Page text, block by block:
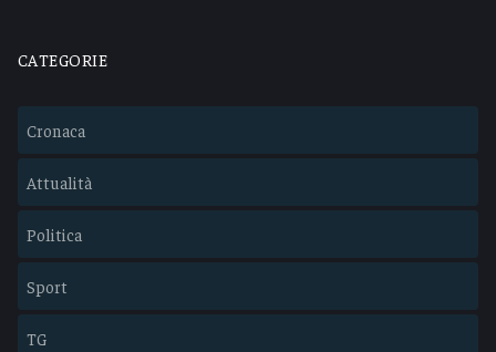
CATEGORIE
Cronaca
Attualità
Politica
Sport
TG